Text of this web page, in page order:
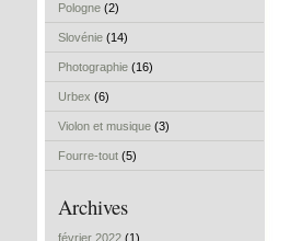
Pologne (2)
Slovénie (14)
Photographie (16)
Urbex (6)
Violon et musique (3)
Fourre-tout (5)
Archives
février 2022 (1)